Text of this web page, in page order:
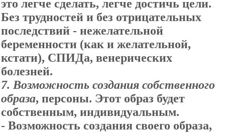
это легче сделать, легче достичь цели.
Без трудностей и без отрицательных
последствий - нежелательной
беременности (как и желательной,
кстати), СПИДа, венерических
болезней.
7. Возможность создания собственного
образа, персоны. Этот образ будет
собственным, индивидуальным.
- Возможность создания своего образа,